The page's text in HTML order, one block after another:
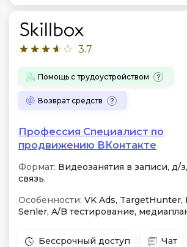
3.7
Помощь с трудоустройством
Возврат средств
Профессия Специалист по
продвижению ВКонтакте
Формат: Видеозанятия в записи, д/
связь.
Особенности: VK Ads, TargetHunter,
Senler, A/B тестирование,
Бессрочный доступ Чат